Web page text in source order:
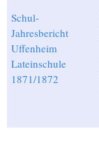
Schul-
Jahresbericht
Uffenheim
Lateinschule
1871/1872